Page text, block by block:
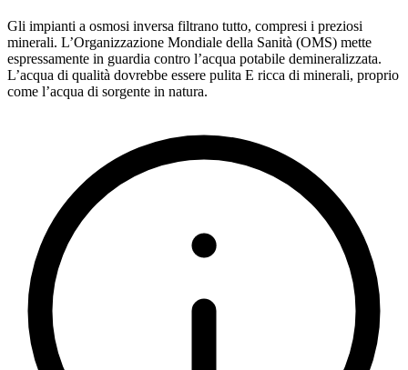
Gli impianti a osmosi inversa filtrano tutto, compresi i preziosi
minerali. L’Organizzazione Mondiale della Sanità (OMS) mette
espressamente in guardia contro l’acqua potabile demineralizzata.
L’acqua di qualità dovrebbe essere pulita E ricca di minerali, proprio
come l’acqua di sorgente in natura.